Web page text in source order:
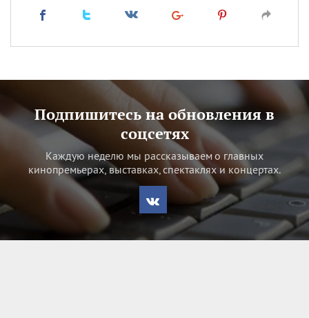
Подпишитесь на обновления в
соцсетях
Каждую неделю мы рассказываем о главных
кинопремьерах, выставках, спектаклях и концертах.